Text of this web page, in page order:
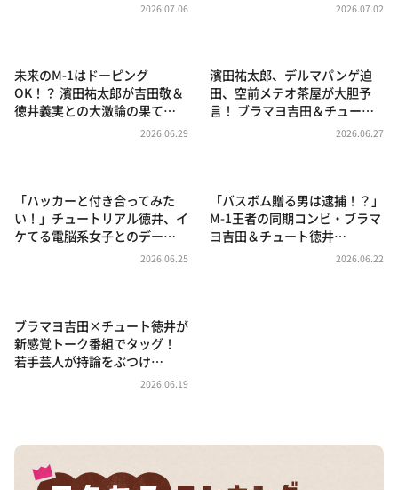
ポツンと一軒家
ザキ山小屋本館
2026.07.06 2026.07.02
未来のM-1はドーピング
OK！？ 濱田祐太郎が吉田敬＆
徳井義実との大激論の果て…
2026.06.29
濱田祐太郎、デルマパンゲ迫
田、空前メテオ茶屋が大胆予
言！ ブラマヨ吉田＆チュー…
2026.06.27
「ハッカーと付き合ってみた
い！」チュートリアル徳井、イ
ケてる電脳系女子とのデー…
2026.06.25
「バスボム贈る男は逮捕！？」
M-1王者の同期コンビ・ブラマ
ヨ吉田＆チュート徳井…
2026.06.22
ブラマヨ吉田×チュート徳井が
新感覚トーク番組でタッグ！
若手芸人が持論をぶつけ…
2026.06.19